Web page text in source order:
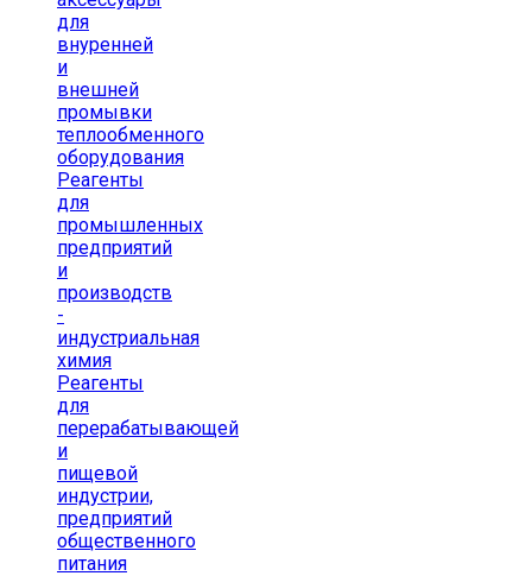
для
внуренней
и
внешней
промывки
теплообменного
оборудования
Реагенты
для
промышленных
предприятий
и
производств
-
индустриальная
химия
Реагенты
для
перерабатывающей
и
пищевой
индустрии,
предприятий
общественного
питания